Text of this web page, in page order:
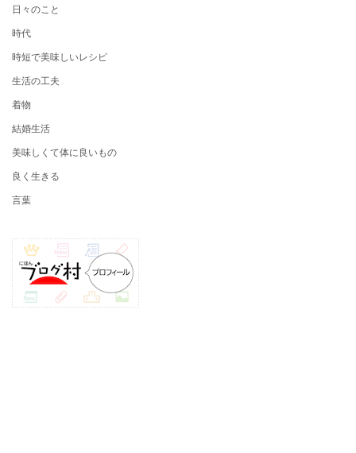
日々のこと
時代
時短で美味しいレシピ
生活の工夫
着物
結婚生活
美味しくて体に良いもの
良く生きる
言葉